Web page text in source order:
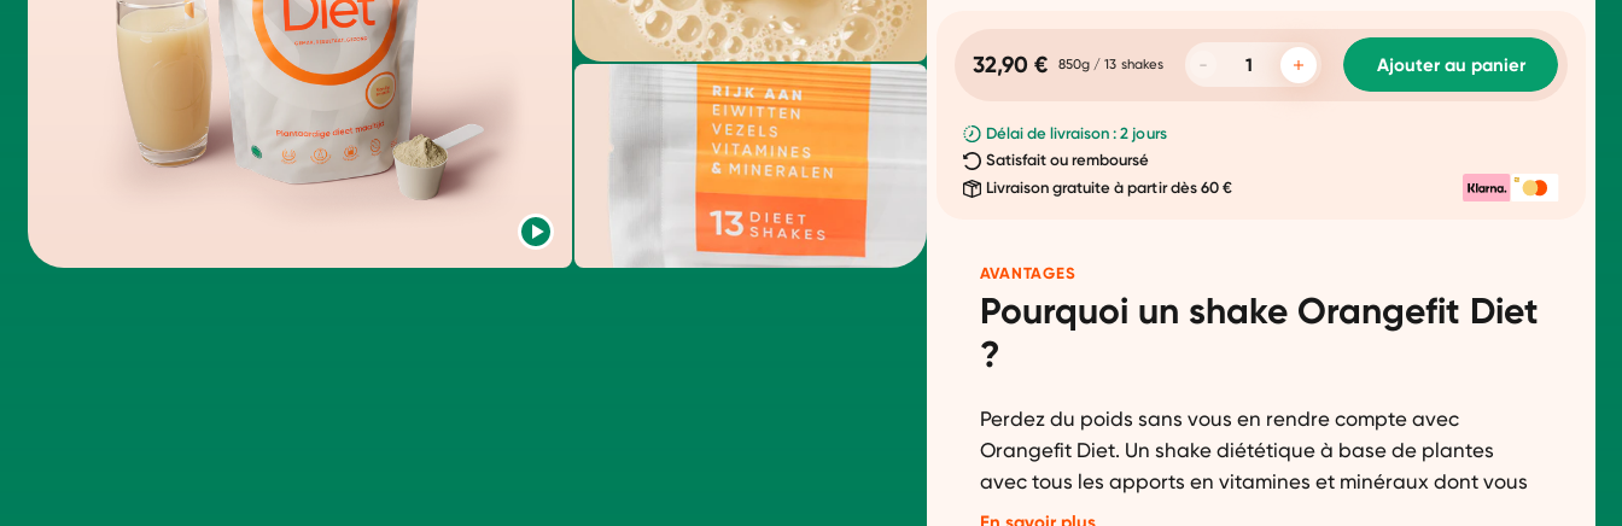
32,90 € 850g / 13 shakes Ajouter au panier
Délai de livraison : 2 jours
Satisfait ou remboursé
Livraison gratuite à partir dès 60 €
AVANTAGES
Pourquoi un shake Orangefit Diet
?
Perdez du poids sans vous en rendre compte avec
Orangefit Diet. Un shake diététique à base de plantes
avec tous les apports en vitamines et minéraux dont vous
avez besoin. Avec du thé vert stimulant et des protéines de